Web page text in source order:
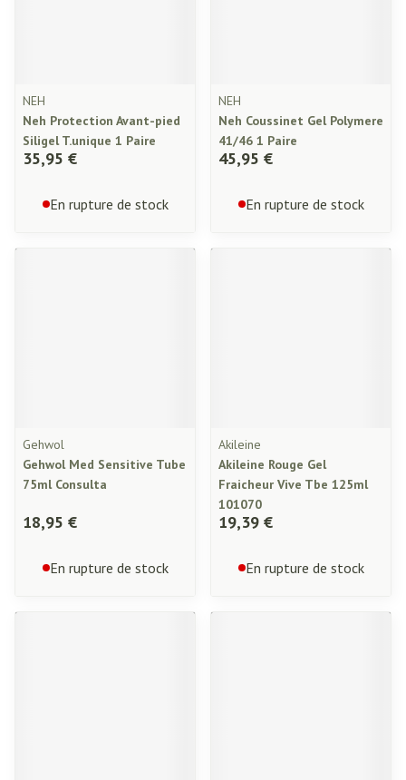
NEH
Neh Protection Avant-pied
Siligel T.unique 1 Paire
35,95 €
En rupture de stock
NEH
Neh Coussinet Gel Polymere
41/46 1 Paire
45,95 €
En rupture de stock
Gehwol
Gehwol Med Sensitive Tube
75ml Consulta
18,95 €
En rupture de stock
Akileine
Akileine Rouge Gel
Fraicheur Vive Tbe 125ml
101070
19,39 €
En rupture de stock